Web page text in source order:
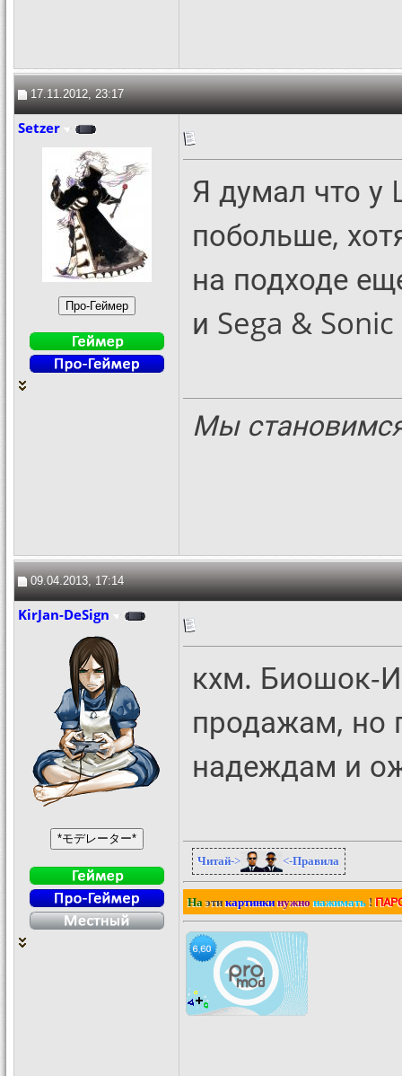
17.11.2012, 23:17
Setzer
Я думал что у
побольше,
на подходе
и Sega &
Мы
09.04.2013, 17:14
KirJan-DeSign
кхм. Биошок-
продажам, но
надеждам и
Читай-> <-Правила
На этикартинки нужно нажимать !